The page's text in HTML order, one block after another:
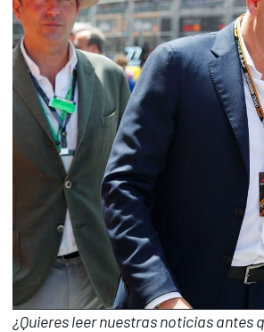
¿Quieres leer nuestras noticias antes